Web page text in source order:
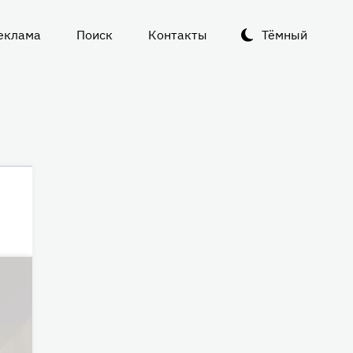
Тёмный
Поиск Контакты